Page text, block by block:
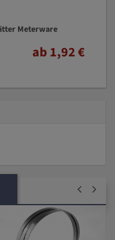
Meterware
ab 1,92 €